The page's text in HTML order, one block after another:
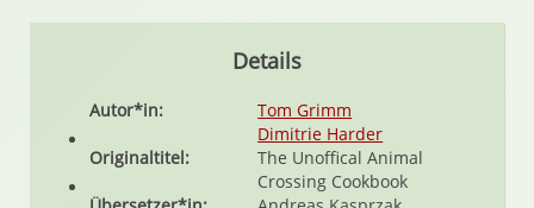
Details
Autor*in:
Tom Grimm
Dimitrie Harder
Originaltitel:
The Unoffical Animal
Crossing Cookbook